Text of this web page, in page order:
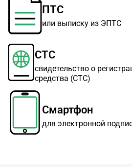
ПТС
или выписку из ЭПТС
СТС
свидетельство о
средства (СТС)
Смартфон
для электронной